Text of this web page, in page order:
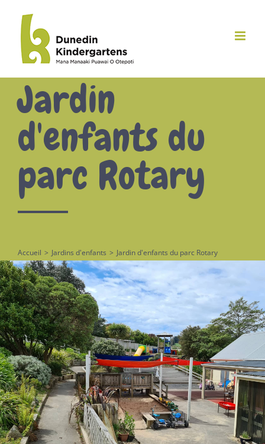
content
Jardin
d'enfants du
parc Rotary
Accueil > Jardins d'enfants > Jardin d'enfants du parc Rotary